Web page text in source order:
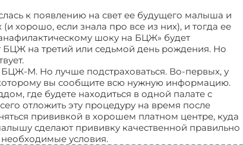
к появлению на свет ее будущего малыша и
хорошо, если знала про все из них), и тогда ее
шоку на БЦЖ» будет
на третий или седьмой день рождения. Но
М. Но лучше подстраховаться. Во-первых, у
вы сообщите всю нужную информацию.
где будете находиться в одной палате с
отложить эту процедуру на время после
прививкой в хорошем платном центре, куда
сделают прививку качественной правильно
условия.